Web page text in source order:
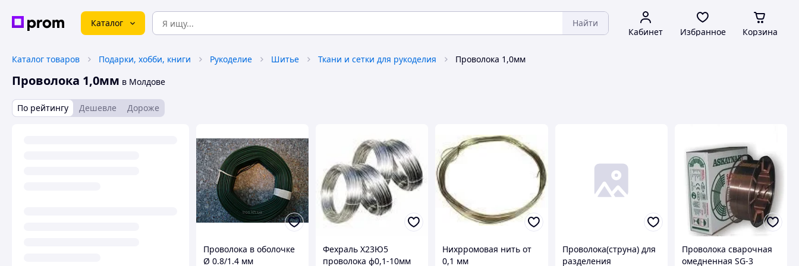
Каталог Найти
Кабинет Избранное Корзина
Каталог товаров Подарки, хобби, книги Рукоделие Шитье Ткани и сетки для рукоделия Проволока 1,0мм
Проволока 1,0мм в Молдове
По рейтингу Дешевле Дороже
Проволока в оболочке
Ø 0.8/1.4 мм
Фехраль Х23Ю5
проволока ф0,1-10мм
Нихрромовая нить от
0,1 мм
Проволока(струна) для
разделения
Проволока сварочная
омедненная SG-3